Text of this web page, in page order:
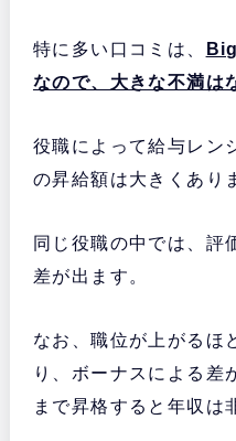
特に多い口コミは、
なので、大きな不満は
役職によって給与レン
の昇給額は大きくあり
同じ役職の中では、評
差が出ます。
なお、職位が上がるほ
り、ボーナスによる差
まで昇格すると年収は